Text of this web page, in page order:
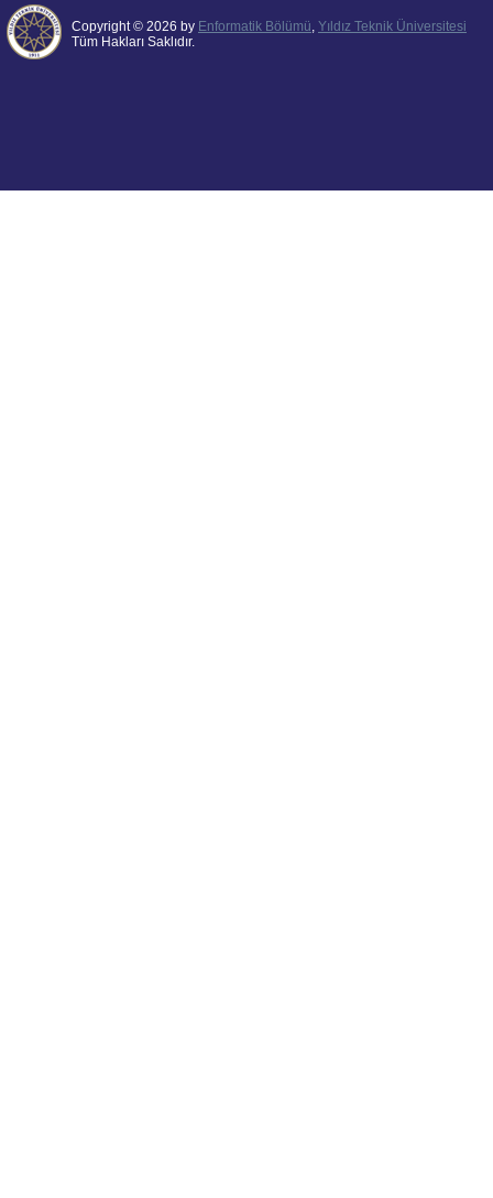
Copyright © 2026 by Enformatik Bölümü, Yıldız Teknik Üniversitesi
Tüm Hakları Saklıdır.